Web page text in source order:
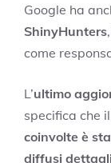
Google ha
ShinyHunters
come
L’ultimo
specifica che
coinvolte è
diffusi